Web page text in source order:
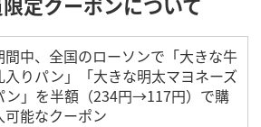
間中、全国のローソンで「大きな牛
入りパン」「大きな明太マヨネーズ
ン」を半額（234円→117円）で購
可能なクーポン